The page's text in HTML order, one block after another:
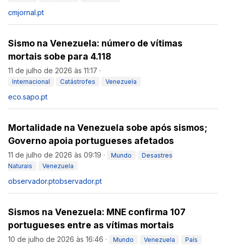
cmjornal.pt
Sismo na Venezuela: número de vítimas
mortais sobe para 4.118
11 de julho de 2026 às 11:17 ·
Internacional Catástrofes Venezuela
eco.sapo.pt
Mortalidade na Venezuela sobe após sismos;
Governo apoia portugueses afetados
11 de julho de 2026 às 09:19 · Mundo
Desastres
Naturais
Venezuela
observador.ptobservador.pt
Sismos na Venezuela: MNE confirma 107
portugueses entre as vítimas mortais
10 de julho de 2026 às 16:46 · Mundo Venezuela País